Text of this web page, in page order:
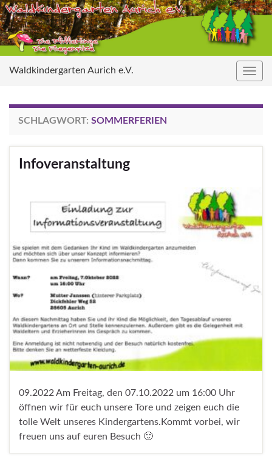
Waldkindergarten Aurich e.V.
SCHLAGWORT: SOMMERFERIEN
Infoveranstaltung
09.2022 Am Freitag, den 07.10.2022 um 16:00 Uhr
öffnen wir für euch unsere Tore und zeigen euch die
tolle Welt unseres Kindergartens.Kommt vorbei, wir
freuen uns auf euren Besuch 🙂